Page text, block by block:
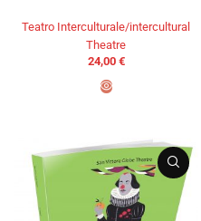
Teatro Interculturale/intercultural
Theatre
24,00 €